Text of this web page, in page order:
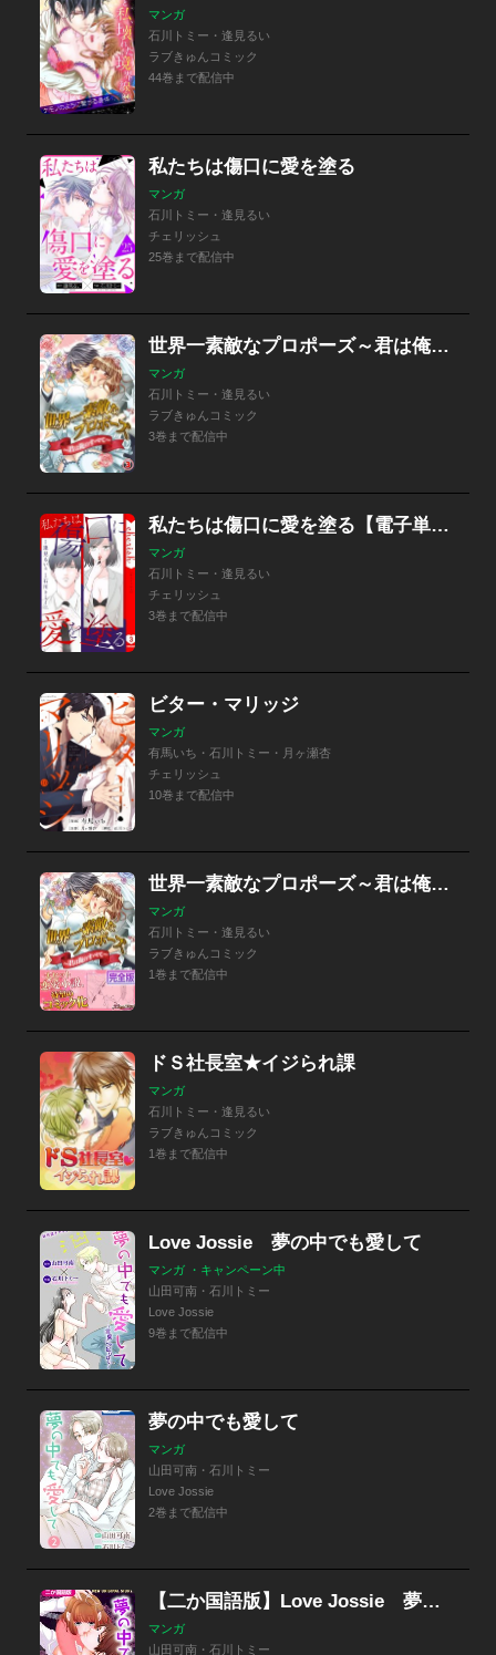
マンガ
石川トミー・逢見るい
ラブきゅんコミック
44巻まで配信中
私たちは傷口に愛を塗る
マンガ
石川トミー・逢見るい
チェリッシュ
25巻まで配信中
世界一素敵なプロポーズ～君は俺のすべて～
マンガ
石川トミー・逢見るい
ラブきゅんコミック
3巻まで配信中
私たちは傷口に愛を塗る【電子単行本版】
マンガ
石川トミー・逢見るい
チェリッシュ
3巻まで配信中
ビター・マリッジ
マンガ
有馬いち・石川トミー・月ヶ瀬杏
チェリッシュ
10巻まで配信中
世界一素敵なプロポーズ～君は俺のすべて～【完全版】
マンガ
石川トミー・逢見るい
ラブきゅんコミック
1巻まで配信中
ドＳ社長室★イジられ課
マンガ
石川トミー・逢見るい
ラブきゅんコミック
1巻まで配信中
Love Jossie 夢の中でも愛して
マンガ ・キャンペーン中
山田可南・石川トミー
Love Jossie
9巻まで配信中
夢の中でも愛して
マンガ
山田可南・石川トミー
Love Jossie
2巻まで配信中
【二か国語版】Love Jossie 夢の中でも愛して～あなたを覗きます～
マンガ
山田可南・石川トミー